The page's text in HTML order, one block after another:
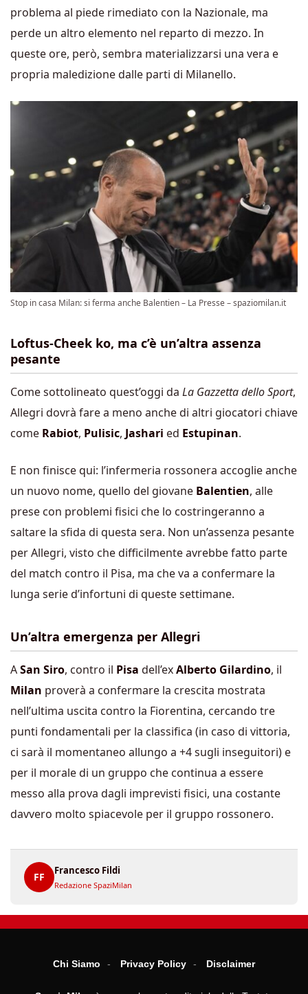
problema al piede rimediato con la Nazionale, ma
perde un altro elemento nel reparto di mezzo. In
queste ore, però, sembra materializzarsi una vera e
propria maledizione dalle parti di Milanello.
Stop in casa Milan: si ferma anche Balentien – La Presse – spaziomilan.it
Loftus-Cheek ko, ma c’è un’altra assenza
pesante
Come sottolineato quest’oggi da La Gazzetta dello Sport,
Allegri dovrà fare a meno anche di altri giocatori chiave
come Rabiot, Pulisic, Jashari ed Estupinan.
E non finisce qui: l’infermeria rossonera accoglie anche
un nuovo nome, quello del giovane Balentien, alle
prese con problemi fisici che lo costringeranno a
saltare la sfida di questa sera. Non un’assenza pesante
per Allegri, visto che difficilmente avrebbe fatto parte
del match contro il Pisa, ma che va a confermare la
lunga serie d’infortuni di queste settimane.
Un’altra emergenza per Allegri
ASan Siro, contro il Pisa dell’exAlberto Gilardino, il
Milan proverà a confermare la crescita mostrata
nell’ultima uscita contro la Fiorentina, cercando tre
punti fondamentali per la classifica (in caso di vittoria,
ci sarà il momentaneo allungo a +4 sugli inseguitori) e
per il morale di un gruppo che continua a essere
messo alla prova dagli imprevisti fisici, una costante
davvero molto spiacevole per il gruppo rossonero.
FF
Francesco Fildi
Redazione SpaziMilan
Chi Siamo Privacy Policy Disclaimer